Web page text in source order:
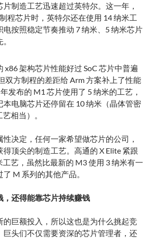
制造工艺迅速超过英特尔。这一年，
程芯片时，英特尔还在使用 14 纳米工
按照稳定节奏推动 7 纳米、5 纳米芯片
x86 架构芯片性能好过 SoC 芯片中普遍
双方制程的差距给 Arm 方案补上了性能
发布的 M1 芯片使用了 5 纳米的工艺，
电脑芯片还停留在 10 纳米（晶体管密
相当）。
决定，任何一家希望做芯片的公司，
顶尖的制造工艺。高通的 X Elite 紧跟
艺，虽然比最新的 M3 使用 3 纳米有一
M 系列的其他产品。
，还得能靠芯片持续赚钱
的巨额投入，所以这也是为什么挑起竞
巨头们不仅需要资深的芯片管理者，还